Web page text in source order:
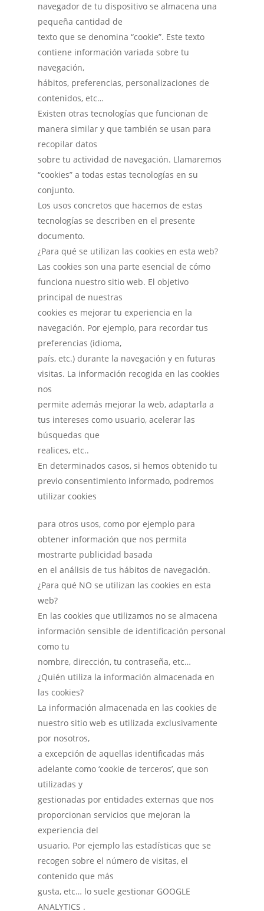
navegador de tu dispositivo se almacena una
pequeña cantidad de
texto que se denomina “cookie”. Este texto
contiene información variada sobre tu
navegación,
hábitos, preferencias, personalizaciones de
contenidos, etc…
Existen otras tecnologías que funcionan de
manera similar y que también se usan para
recopilar datos
sobre tu actividad de navegación. Llamaremos
“cookies” a todas estas tecnologías en su
conjunto.
Los usos concretos que hacemos de estas
tecnologías se describen en el presente
documento.
¿Para qué se utilizan las cookies en esta web?
Las cookies son una parte esencial de cómo
funciona nuestro sitio web. El objetivo
principal de nuestras
cookies es mejorar tu experiencia en la
navegación. Por ejemplo, para recordar tus
preferencias (idioma,
país, etc.) durante la navegación y en futuras
visitas. La información recogida en las cookies
nos
permite además mejorar la web, adaptarla a
tus intereses como usuario, acelerar las
búsquedas que
realices, etc..
En determinados casos, si hemos obtenido tu
previo consentimiento informado, podremos
utilizar cookies
para otros usos, como por ejemplo para
obtener información que nos permita
mostrarte publicidad basada
en el análisis de tus hábitos de navegación.
¿Para qué NO se utilizan las cookies en esta
web?
En las cookies que utilizamos no se almacena
información sensible de identificación personal
como tu
nombre, dirección, tu contraseña, etc…
¿Quién utiliza la información almacenada en
las cookies?
La información almacenada en las cookies de
nuestro sitio web es utilizada exclusivamente
por nosotros,
a excepción de aquellas identificadas más
adelante como ‘cookie de terceros’, que son
utilizadas y
gestionadas por entidades externas que nos
proporcionan servicios que mejoran la
experiencia del
usuario. Por ejemplo las estadísticas que se
recogen sobre el número de visitas, el
contenido que más
gusta, etc… lo suele gestionar GOOGLE
ANALYTICS .